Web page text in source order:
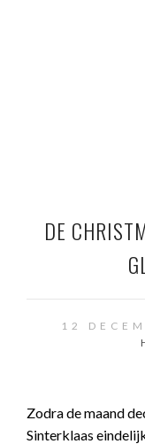
DE
12
Zodra de maand
Sinterklaas